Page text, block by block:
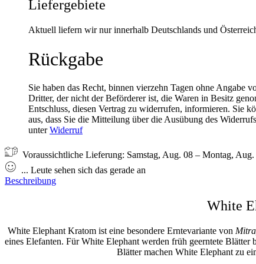
Liefergebiete
Aktuell liefern wir nur innerhalb Deutschlands und
Rückgabe
Sie haben das Recht, binnen vierzehn Tagen ohne Angabe
Dritter, der nicht der Beförderer ist, die Waren in Besitz
Entschluss, diesen Vertrag zu widerrufen, informieren. Sie
aus, dass Sie die Mitteilung über die Ausübung des
unterWiderruf
Voraussichtliche Lieferung: Samstag, Aug. 08 – Montag, Aug.
... Leute sehen sich das gerade an
Beschreibung
White
White Elephant Kratom ist eine besondere Erntevariante von
eines Elefanten. Für White Elephant werden früh geerntete Blätter
Blätter machen White Elephant zu